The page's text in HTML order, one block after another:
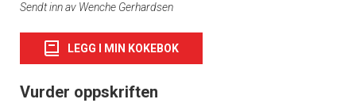
Sendt inn av Wenche Gerhardsen
LEGG I MIN KOKEBOK
Vurder oppskriften